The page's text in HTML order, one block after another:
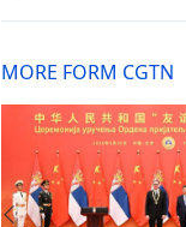
MORE FORM CGTN